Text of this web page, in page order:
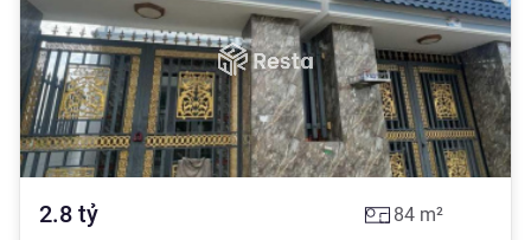
2.8 tỷ 84 m²